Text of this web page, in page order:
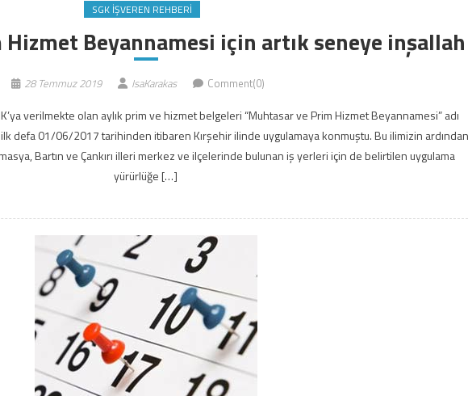
SGK İŞVEREN REHBERI
Beyannamesi için artık seneye inşallah
28 Temmuz 2019 IsaKarakas Comment(0)
verilmekte olan aylık prim ve hizmet belgeleri “Muhtasar ve Prim Hizmet Beyannamesi” adı
defa 01/06/2017 tarihinden itibaren Kırşehir ilinde uygulamaya konmuştu. Bu ilimizin ardından
Bartın ve Çankırı illeri merkez ve ilçelerinde bulunan iş yerleri için de belirtilen uygulama
yürürlüğe […]